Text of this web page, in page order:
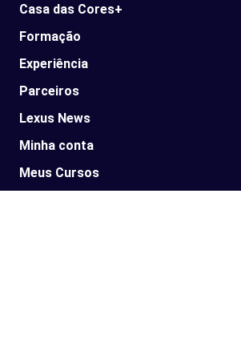
Casa das Cores+
Formação
Experiência
Parceiros
Lexus News​
Minha conta
Meus Cursos